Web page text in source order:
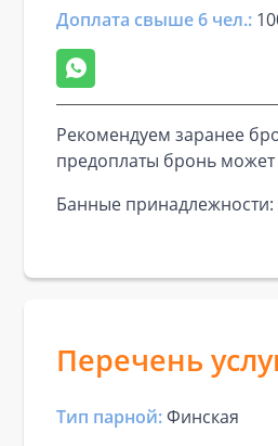
Доплата свыше 6 чел.:
Рекомендуем заранее
предоплаты бронь может
Банные принадлежности:
Перечень
Тип парной:Финская